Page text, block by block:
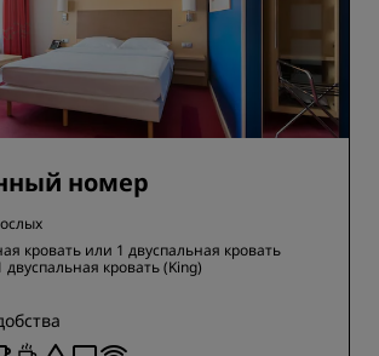
номер
кровать или 1 двуспальная кровать
двуспальная кровать (King)